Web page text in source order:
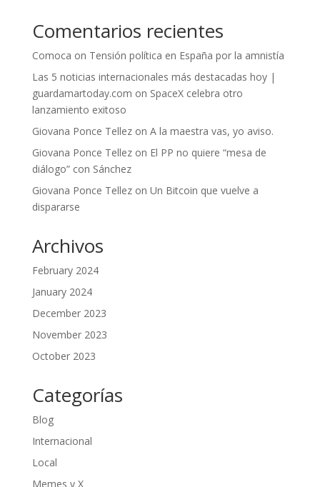
Comentarios recientes
Comoca on Tensión política en España por la amnistía
Las 5 noticias internacionales más destacadas hoy |
guardamartoday.com on SpaceX celebra otro
lanzamiento exitoso
Giovana Ponce Tellezon A la maestra vas, yo aviso.
Giovana Ponce Tellezon El PP no quiere “mesa de
diálogo” con Sánchez
Giovana Ponce Tellezon Un Bitcoin que vuelve a
dispararse
Archivos
February 2024
January 2024
December 2023
November 2023
October 2023
Categorías
Blog
Internacional
Local
Memes y X